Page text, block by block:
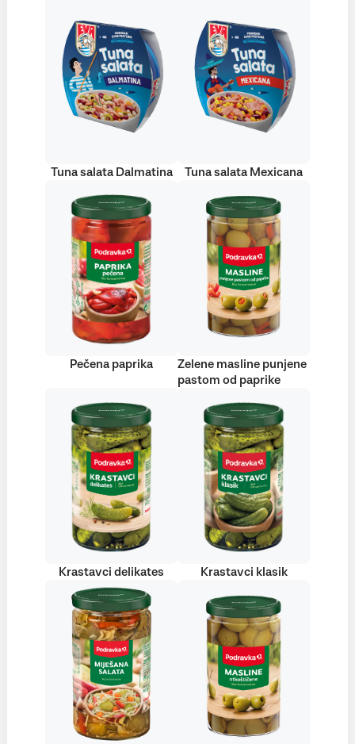
Tuna salata Dalmatina Tuna salata Mexicana
Pečena paprika
Zelene masline punjene
pastom od paprike
Krastavci delikates Krastavci klasik